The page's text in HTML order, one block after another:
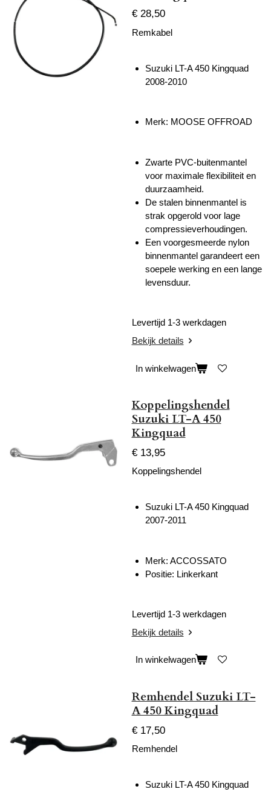
€ 28,50
Remkabel
Suzuki LT-A 450 Kingquad
2008-2010
Merk: MOOSE OFFROAD
Zwarte PVC-buitenmantel
voor maximale flexibiliteit en
duurzaamheid.
De stalen binnenmantel is
strak opgerold voor lage
compressieverhoudingen.
Een voorgesmeerde nylon
binnenmantel garandeert een
soepele werking en een lange
levensduur.
Levertijd 1-3 werkdagen
Bekijk details
In winkelwagen
Koppelingshendel
Suzuki LT-A 450
Kingquad
€ 13,95
Koppelingshendel
Suzuki LT-A 450 Kingquad
2007-2011
Merk: ACCOSSATO
Positie: Linkerkant
Levertijd 1-3 werkdagen
Bekijk details
In winkelwagen
Remhendel Suzuki LT-
A 450 Kingquad
€ 17,50
Remhendel
Suzuki LT-A 450 Kingquad